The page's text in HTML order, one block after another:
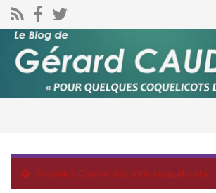
Revenir à Comm’ des p’tis coquelicots…